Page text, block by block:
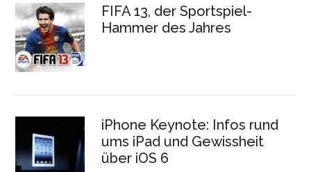
FIFA 13, der Sportspiel-
Hammer des Jahres
iPhone Keynote: Infos rund
ums iPad und Gewissheit
über iOS 6